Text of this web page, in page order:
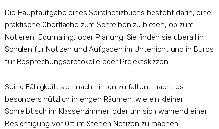
Die Hauptaufgabe eines Spiralnotizbuchs besteht darin, eine
praktische Oberfläche zum Schreiben zu bieten, ob zum
Notieren, Journaling, oder Planung. Sie finden sie überall in
Schulen für Notizen und Aufgaben im Unterricht und in Büros
für Besprechungsprotokolle oder Projektskizzen.
Seine Fähigkeit, sich nach hinten zu falten, macht es
besonders nützlich in engen Räumen, wie ein kleiner
Schreibtisch im Klassenzimmer, oder um sich während einer
Besichtigung vor Ort im Stehen Notizen zu machen.